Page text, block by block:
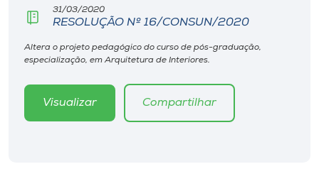
Rádio
31/03/2020
RESOLUÇÃO Nº 16/CONSUN/2020
Altera o projeto pedagógico do curso de pós-graduação,
especialização, em Arquitetura de Interiores.
Visualizar Compartilhar